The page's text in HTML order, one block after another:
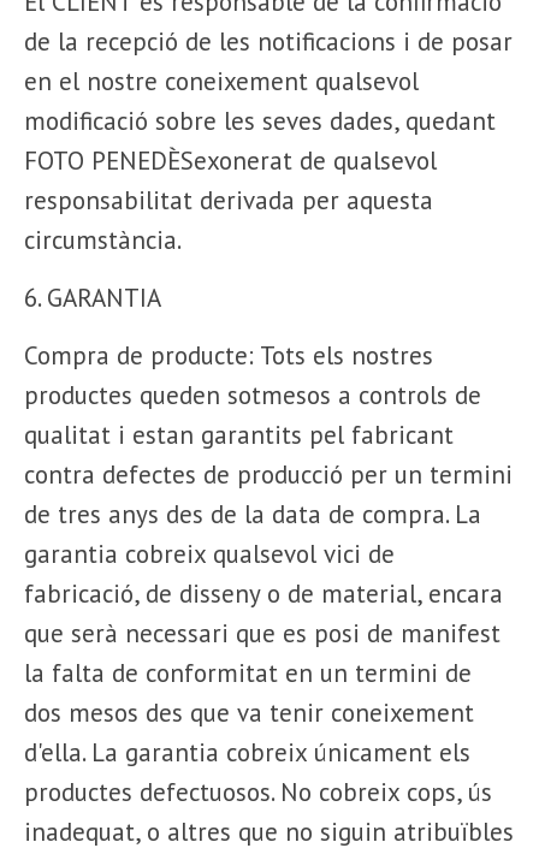
de la recepció de les notificacions i de posar
en el nostre coneixement qualsevol
modificació sobre les seves dades, quedant
FOTO PENEDÈSexonerat de qualsevol
responsabilitat derivada per aquesta
circumstància.
6. GARANTIA
Compra de producte: Tots els nostres
productes queden sotmesos a controls de
qualitat i estan garantits pel fabricant
contra defectes de producció per un termini
de tres anys des de la data de compra. La
garantia cobreix qualsevol vici de
fabricació, de disseny o de material, encara
que serà necessari que es posi de manifest
la falta de conformitat en un termini de
dos mesos des que va tenir coneixement
d'ella. La garantia cobreix únicament els
productes defectuosos. No cobreix cops, ús
inadequat, o altres que no siguin atribuïbles